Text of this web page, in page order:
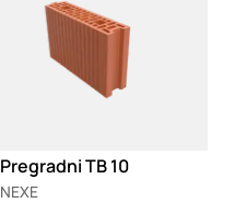
Pregradni TB 10
NEXE